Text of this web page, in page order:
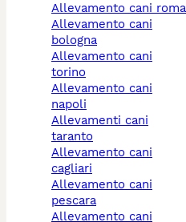
allevamento cani roma
allevamento cani
bologna
allevamento cani
torino
allevamento cani
napoli
allevamenti cani
taranto
allevamento cani
cagliari
allevamento cani
pescara
allevamento cani